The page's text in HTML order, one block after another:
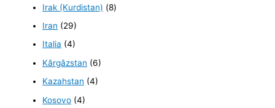
Irak (Kurdistan) (8)
Iran (29)
Italia (4)
Kârgâzstan (6)
Kazahstan (4)
Kosovo (4)